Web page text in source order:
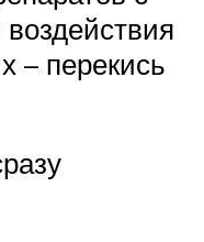
– перекись